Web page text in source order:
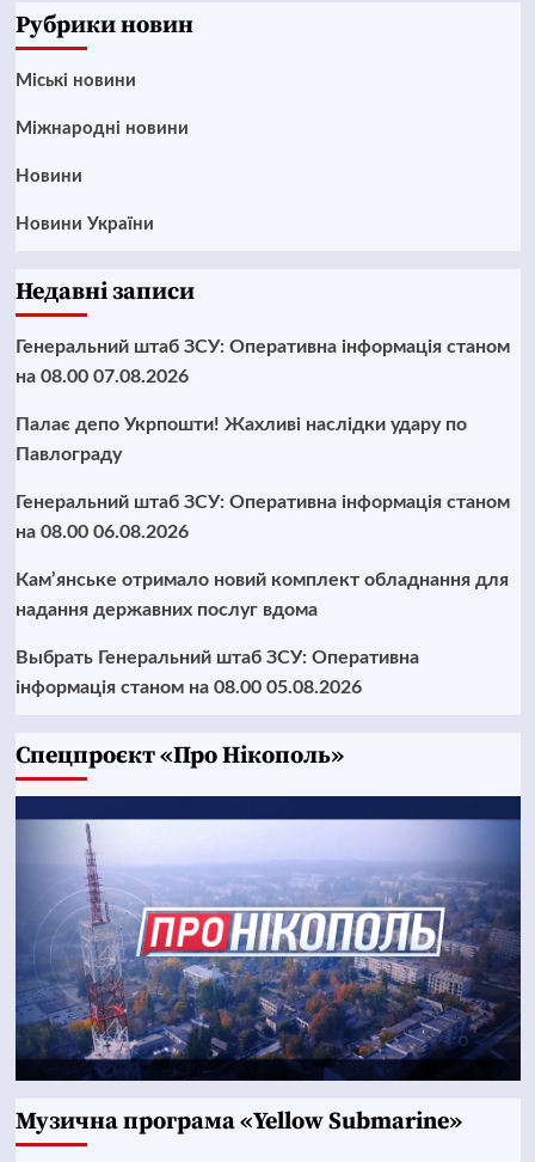
Рубрики новин
Mіські новини
Міжнародні новини
Новини
Новини України
Недавні записи
Генеральний штаб ЗСУ: Оперативна інформація станом
на 08.00 07.08.2026
Палає депо Укрпошти! Жахливі наслідки удару по
Павлограду
Генеральний штаб ЗСУ: Оперативна інформація станом
на 08.00 06.08.2026
Кам’янське отримало новий комплект обладнання для
надання державних послуг вдома
Выбрать Генеральний штаб ЗСУ: Оперативна
інформація станом на 08.00 05.08.2026
Cпецпроєкт «Про Нікополь»
Музична програма «Yellow Submarine»